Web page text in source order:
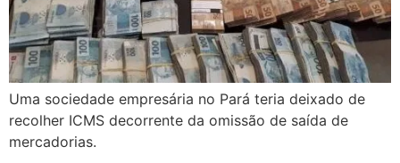
Uma sociedade empresária no Pará teria deixado de
recolher ICMS decorrente da omissão de saída de
mercadorias.